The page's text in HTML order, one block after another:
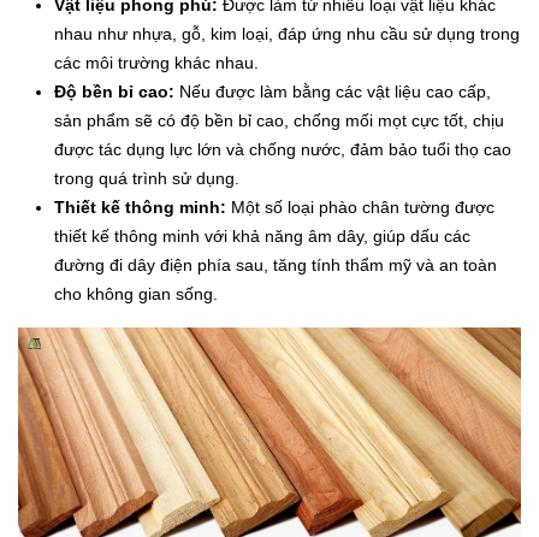
Vật liệu phong phú: Được làm từ nhiều loại vật liệu khác
nhau như nhựa, gỗ, kim loại, đáp ứng nhu cầu sử dụng trong
các môi trường khác nhau.
Độ bền bỉ cao: Nếu được làm bằng các vật liệu cao cấp,
sản phẩm sẽ có độ bền bỉ cao, chống mối mọt cực tốt, chịu
được tác dụng lực lớn và chống nước, đảm bảo tuổi thọ cao
trong quá trình sử dụng.
Thiết kế thông minh: Một số loại phào chân tường được
thiết kế thông minh với khả năng âm dây, giúp dấu các
đường đi dây điện phía sau, tăng tính thẩm mỹ và an toàn
cho không gian sống.